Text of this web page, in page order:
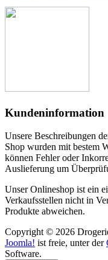
Kundeninformation
Unsere Beschreibungen
Shop wurden mit bestem
können Fehler oder
Auslieferung um
Unser Onlineshop ist ein
Verkaufsstellen nicht in
Produkte abweichen.
Copyright © 2026
Joomla! ist freie, unter der
Software.